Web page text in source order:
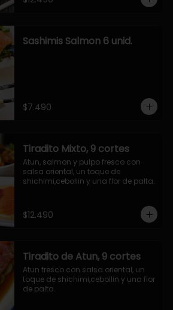
Sashimis Salmon 6 unid.
$7.490
Tiradito Mixto, 9 cortes
Atun, salmon y pulpo fresco con
salsa oriental, un toque de
shichimi,cebollin y una flor de palta.
$12.490
Tiradito de Atun, 9 cortes
Atun fresco con salsa oriental, un
toque de shichimi,cebollin y una flor
de palta.